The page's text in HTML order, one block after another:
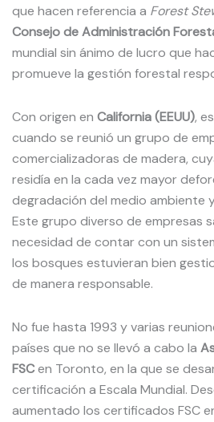
que hacen referencia a Forest
Consejo de Administración
mundial sin ánimo de lucro que
promueve la gestión forestal
Con origen en California (EEUU),
cuando se reunió un grupo de
comercializadoras de madera,
residía en la cada vez mayor
degradación del medio ambiente
Este grupo diverso de empresas
necesidad de contar con un
los bosques estuvieran bien
de manera responsable.
No fue hasta 1993 y varias
países que no se llevó a cabo la
FSCen Toronto, en la que se
certificación a Escala Mundial.
aumentado los certificados FSC